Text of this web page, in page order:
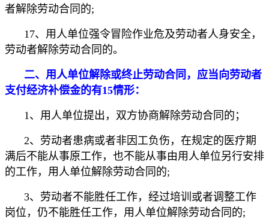
者解除劳动合同的;
17、用人单位强令冒险作业危及劳动者人身安全，
劳动者解除劳动合同的。
二、用人单位解除或终止劳动合同，应当向劳动者
支付经济补偿金的有15情形：
1、用人单位提出，双方协商解除劳动合同的；
2、劳动者患病或者非因工负伤，在规定的医疗期
满后不能从事原工作，也不能从事由用人单位另行安排
的工作，用人单位解除劳动合同的;
3、劳动者不能胜任工作，经过培训或者调整工作
岗位，仍不能胜任工作，用人单位解除劳动合同的;